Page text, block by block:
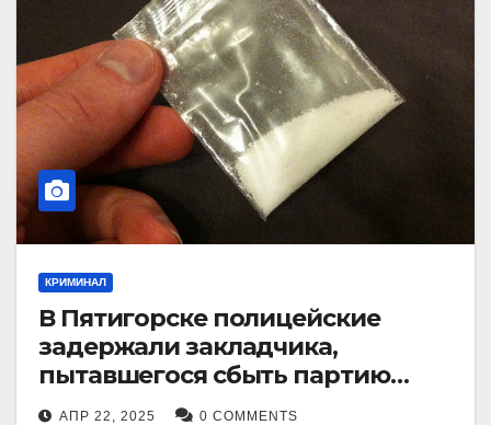
КРИМИНАЛ
В Пятигорске полицейские
задержали закладчика,
пытавшегося сбыть партию
синтетического наркотика
АПР 22, 2025 0 COMMENTS